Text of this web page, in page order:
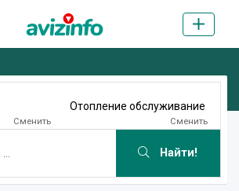
Сменить
Отопление обслуживание
Сменить
Найти!